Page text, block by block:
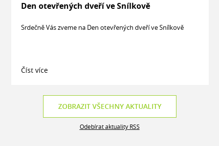
Den otevřených dveří ve Snílkově
Srdečně Vás zveme na Den otevřených dveří ve Snílkově
Číst více
ZOBRAZIT VŠECHNY AKTUALITY
Odebírat aktuality RSS